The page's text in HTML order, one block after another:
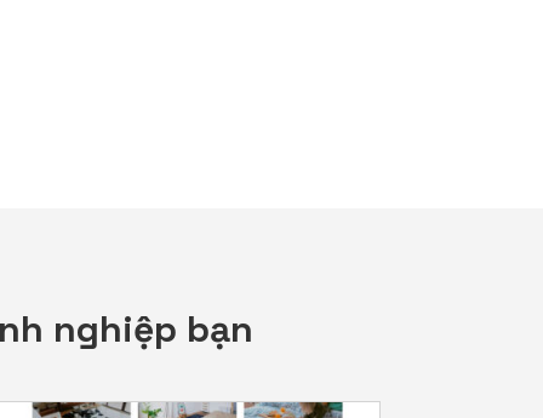
nghiệp bạn